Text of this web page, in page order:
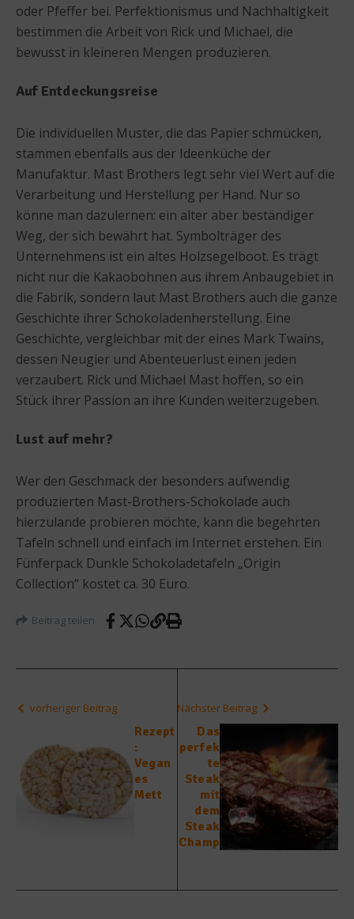
oder Pfeffer bei. Perfektionismus und Nachhaltigkeit
bestimmen die Arbeit von Rick und Michael, die
bewusst in kleineren Mengen produzieren.
Auf Entdeckungsreise
Die individuellen Muster, die das Papier schmücken,
stammen ebenfalls aus der Ideenküche der
Manufaktur. Mast Brothers legt sehr viel Wert auf die
Verarbeitung und Herstellung per Hand. Nur so
könne man dazulernen: ein alter aber beständiger
Weg, der sich bewährt hat. Symbolträger des
Unternehmens ist ein altes Holzsegelboot. Es trägt
nicht nur die Kakaobohnen aus ihrem Anbaugebiet in
die Fabrik, sondern laut Mast Brothers auch die ganze
Geschichte ihrer Schokoladenherstellung. Eine
Geschichte, vergleichbar mit der eines Mark Twains,
dessen Neugier und Abenteuerlust einen jeden
verzaubert. Rick und Michael Mast hoffen, so ein
Stück ihrer Passion an ihre Kunden weiterzugeben.
Lust auf mehr?
Wer den Geschmack der besonders aufwendig
produzierten Mast-Brothers-Schokolade auch
hierzulande probieren möchte, kann die begehrten
Tafeln schnell und einfach im Internet erstehen. Ein
Fünferpack Dunkle Schokoladetafeln „Origin
Collection“ kostet ca. 30 Euro.
Beitrag teilen
vorheriger Beitrag
Rezept
:
Vegan
es
Mett
Nächster Beitrag
Das
perfek
te
Steak
mit
dem
Steak
Champ